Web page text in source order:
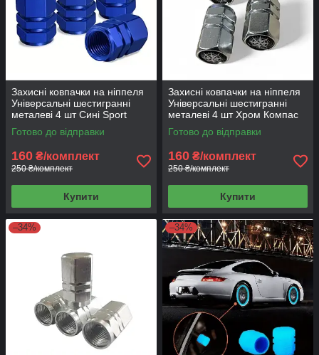
Захисні ковпачки на ніппеля
Універсальні шестигранні
металеві 4 шт Сині Sport
Готово до відправки
160 ₴/комплект
250 ₴/комплект
Купити
Захисні ковпачки на ніппеля
Універсальні шестигранні
металеві 4 шт Хром Компас
Готово до відправки
160 ₴/комплект
250 ₴/комплект
Купити
–34% –34%